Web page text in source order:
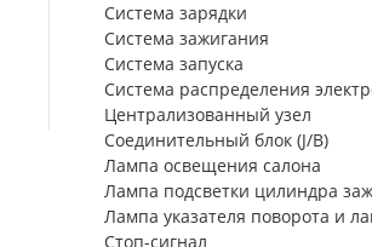
Система зарядки
Система зажигания
Система запуска
Система распределения
Централизованный узел
Соединительный блок (J/B)
Лампа освещения салона
Лампа подсветки цилиндра
Лампа указателя поворота и
Стоп-сигнал